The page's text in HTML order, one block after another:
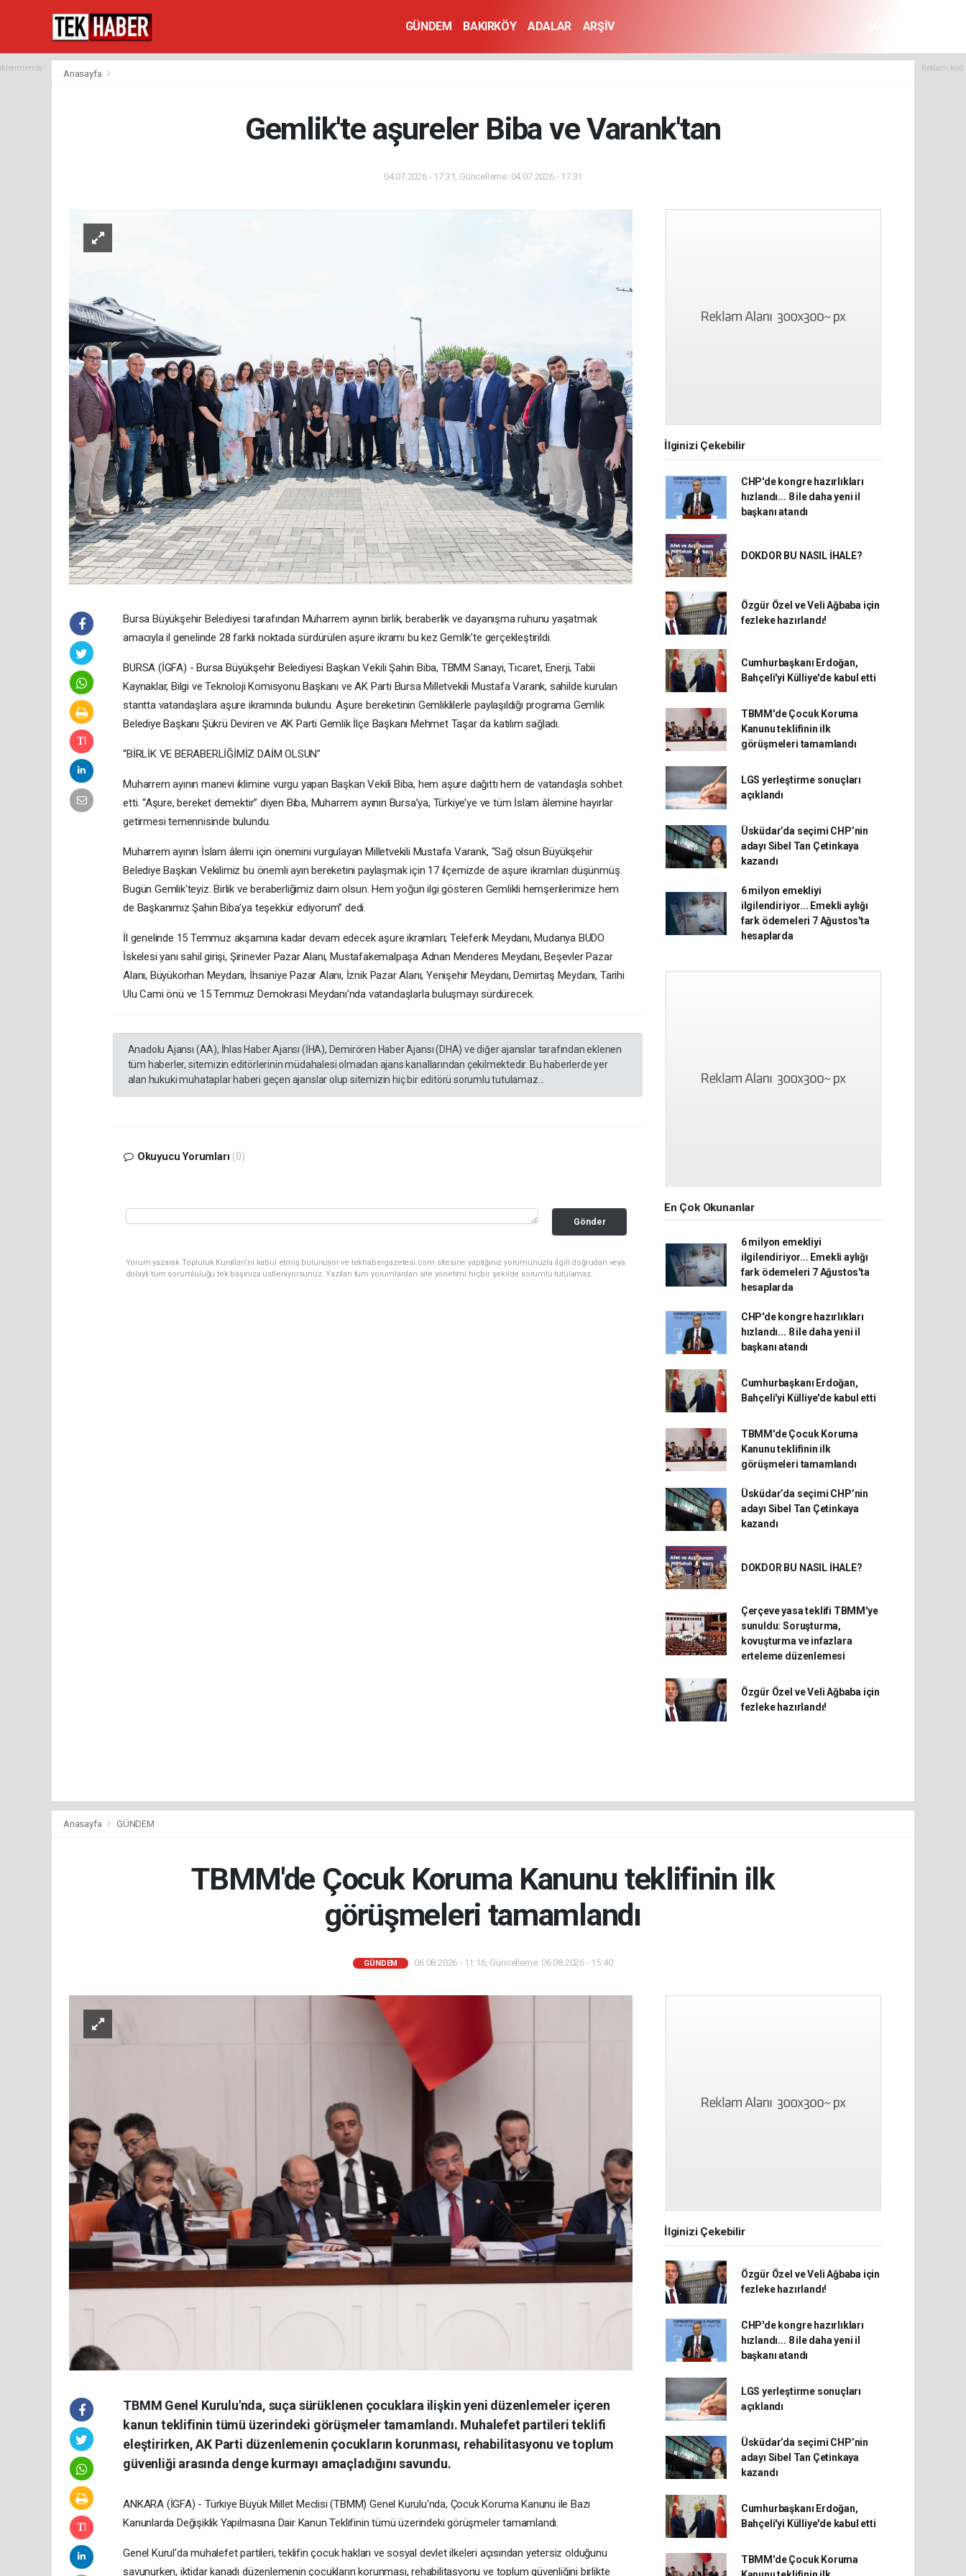
GÜNDEM BAKIRKÖY ADALAR ARŞİV
Reklam
Anasayfa
Gemlik'te aşureler Biba ve Varank'tan
04.07.2026 - 17:31, Güncelleme: 04.07.2026 - 17:31
Bursa Büyükşehir Belediyesi tarafından Muharrem ayının birlik, beraberlik ve dayanışma ruhunu yaşatmak
amacıyla il genelinde 28 farklı noktada sürdürülen aşure ikramı bu kez Gemlik’te gerçekleştirildi.
BURSA (İGFA) - Bursa Büyükşehir Belediyesi Başkan Vekili Şahin Biba, TBMM Sanayi, Ticaret, Enerji, Tabii
Kaynaklar, Bilgi ve Teknoloji Komisyonu Başkanı ve AK Parti Bursa Milletvekili Mustafa Varank, sahilde kurulan
stantta vatandaşlara aşure ikramında bulundu. Aşure bereketinin Gemliklilerle paylaşıldığı programa Gemlik
Belediye Başkanı Şükrü Deviren ve AK Parti Gemlik İlçe Başkanı Mehmet Taşar da katılım sağladı.
“BİRLİK VE BERABERLİĞİMİZ DAİM OLSUN”
Muharrem ayının manevi iklimine vurgu yapan Başkan Vekili Biba, hem aşure dağıttı hem de vatandaşla sohbet
etti. “Aşure, bereket demektir” diyen Biba, Muharrem ayının Bursa’ya, Türkiye’ye ve tüm İslam âlemine hayırlar
getirmesi temennisinde bulundu.
Muharrem ayının İslam âlemi için önemini vurgulayan Milletvekili Mustafa Varank, “Sağ olsun Büyükşehir
Belediye Başkan Vekilimiz bu önemli ayın bereketini paylaşmak için 17 ilçemizde de aşure ikramları düşünmüş.
Bugün Gemlik'teyiz. Birlik ve beraberliğimiz daim olsun. Hem yoğun ilgi gösteren Gemlikli hemşerilerimize hem
de Başkanımız Şahin Biba'ya teşekkür ediyorum” dedi.
İl genelinde 15 Temmuz akşamına kadar devam edecek aşure ikramları; Teleferik Meydanı, Mudanya BUDO
İskelesi yanı sahil girişi, Şirinevler Pazar Alanı, Mustafakemalpaşa Adnan Menderes Meydanı, Beşevler Pazar
Alanı, Büyükorhan Meydanı, İhsaniye Pazar Alanı, İznik Pazar Alanı, Yenişehir Meydanı, Demirtaş Meydanı, Tarihi
Ulu Cami önü ve 15 Temmuz Demokrasi Meydanı'nda vatandaşlarla buluşmayı sürdürecek.
Anadolu Ajansı (AA), İhlas Haber Ajansı (İHA), Demirören Haber Ajansı (DHA) ve diğer ajanslar tarafından eklenen
tüm haberler, sitemizin editörlerinin müdahalesi olmadan ajans kanallarından çekilmektedir. Bu haberlerde yer
alan hukuki muhataplar haberi geçen ajanslar olup sitemizin hiç bir editörü sorumlu tutulamaz...
Okuyucu Yorumları (0)
Gönder
Yorum yazarak Topluluk Kuralları’nı kabul etmiş bulunuyor ve tekhabergazetesi.com sitesine yaptığınız yorumunuzla ilgili doğrudan veya
dolaylı tüm sorumluluğu tek başınıza üstleniyorsunuz. Yazılan tüm yorumlardan site yönetimi hiçbir şekilde sorumlu tutulamaz.
İlginizi Çekebilir
CHP'de kongre hazırlıkları
hızlandı... 8 ile daha yeni il
başkanı atandı
DOKDOR BU NASIL İHALE?
Özgür Özel ve Veli Ağbaba için
fezleke hazırlandı!
Cumhurbaşkanı Erdoğan,
Bahçeli'yi Külliye'de kabul etti
TBMM'de Çocuk Koruma
Kanunu teklifinin ilk
görüşmeleri tamamlandı
LGS yerleştirme sonuçları
açıklandı
Üsküdar’da seçimi CHP’nin
adayı Sibel Tan Çetinkaya
kazandı
6 milyon emekliyi
ilgilendiriyor... Emekli aylığı
fark ödemeleri 7 Ağustos'ta
hesaplarda
En Çok Okunanlar
6 milyon emekliyi
ilgilendiriyor... Emekli aylığı
fark ödemeleri 7 Ağustos'ta
hesaplarda
CHP'de kongre hazırlıkları
hızlandı... 8 ile daha yeni il
başkanı atandı
Cumhurbaşkanı Erdoğan,
Bahçeli'yi Külliye'de kabul etti
TBMM'de Çocuk Koruma
Kanunu teklifinin ilk
görüşmeleri tamamlandı
Üsküdar’da seçimi CHP’nin
adayı Sibel Tan Çetinkaya
kazandı
DOKDOR BU NASIL İHALE?
Çerçeve yasa teklifi TBMM'ye
sunuldu: Soruşturma,
kovuşturma ve infazlara
erteleme düzenlemesi
Özgür Özel ve Veli Ağbaba için
fezleke hazırlandı!
Anasayfa GÜNDEM
TBMM'de Çocuk Koruma Kanunu teklifinin ilk
görüşmeleri tamamlandı
GÜNDEM 06.08.2026 - 11:16, Güncelleme: 06.08.2026 - 15:40
TBMM Genel Kurulu'nda, suça sürüklenen çocuklara ilişkin yeni düzenlemeler içeren
kanun teklifinin tümü üzerindeki görüşmeler tamamlandı. Muhalefet partileri teklifi
eleştirirken, AK Parti düzenlemenin çocukların korunması, rehabilitasyonu ve toplum
güvenliği arasında denge kurmayı amaçladığını savundu.
ANKARA (İGFA) - Türkiye Büyük Millet Meclisi (TBMM) Genel Kurulu'nda, Çocuk Koruma Kanunu ile Bazı
Kanunlarda Değişiklik Yapılmasına Dair Kanun Teklifinin tümü üzerindeki görüşmeler tamamlandı.
Genel Kurul'da muhalefet partileri, teklifin çocuk hakları ve sosyal devlet ilkeleri açısından yetersiz olduğunu
savunurken, iktidar kanadı düzenlemenin çocukların korunması, rehabilitasyonu ve toplum güvenliğini birlikte
İlginizi Çekebilir
Özgür Özel ve Veli Ağbaba için
fezleke hazırlandı!
CHP'de kongre hazırlıkları
hızlandı... 8 ile daha yeni il
başkanı atandı
LGS yerleştirme sonuçları
açıklandı
Üsküdar’da seçimi CHP’nin
adayı Sibel Tan Çetinkaya
kazandı
Cumhurbaşkanı Erdoğan,
Bahçeli'yi Külliye'de kabul etti
TBMM'de Çocuk Koruma